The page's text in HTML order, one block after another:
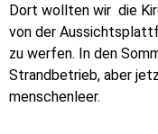
Dort wollten wir die
von der
zu werfen. In den
Strandbetrieb, aber
menschenleer.